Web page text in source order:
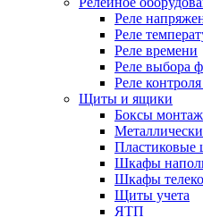
Реле
Реле
Реле времени
Реле выбора
Реле
Щиты и ящики
Боксы
Пластиковые
Шкафы
Шкафы
Щиты учета
ЯТП